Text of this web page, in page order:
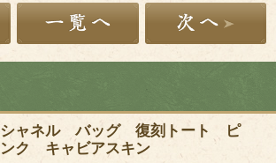
シャネル バッグ 復刻トート ピ
ンク キャビアスキン